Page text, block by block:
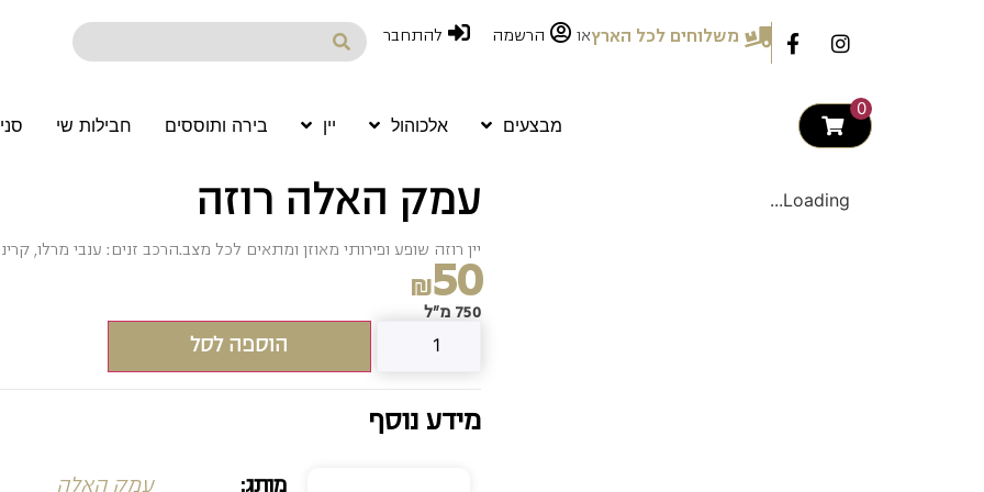
משלוחים לכל הארץאו הרשמה להתחבר
0
מבצעים אלכוהול יין בירה ותוססים חבילות שי
Loading... עמק האלה רוזה
יין רוזה שופע ופירותי מאוזן ומתאים לכל מצב.הרכב זנים: ענבי מרלו,
₪50
750 מ"ל
הוספה לסל
מידע נוסף
מותג: עמק האלה